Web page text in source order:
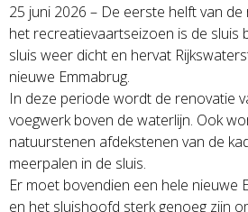
25 juni 2026 – De eerste helft van
het recreatievaartseizoen is de sluis
sluis weer dicht en hervat
nieuwe Emmabrug.
In deze periode wordt de renovatie
voegwerk boven de waterlijn. Ook
natuurstenen afdekstenen van de
meerpalen in de sluis.
Er moet bovendien een hele
en het sluishoofd sterk genoeg zijn